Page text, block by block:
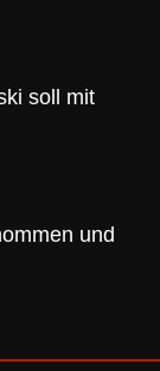
soll mit
und